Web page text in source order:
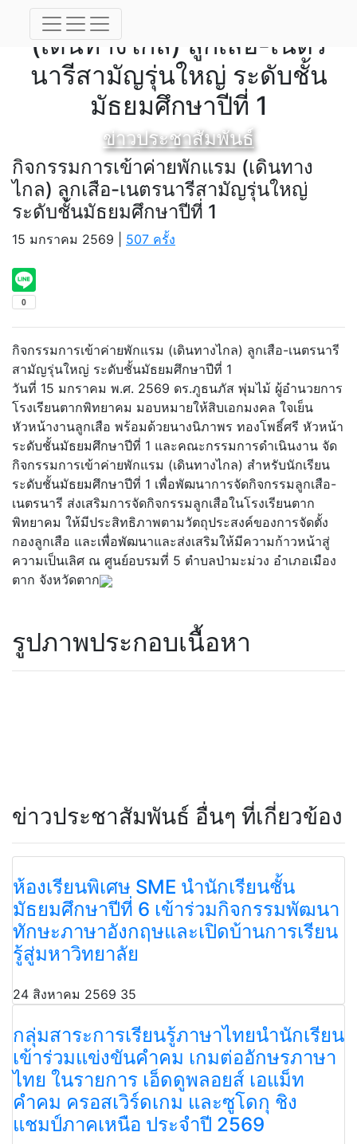
กิจกรรมการเข้าค่ายพักแรม
(เดินทางไกล) ลูกเสือ-เนตร
นารีสามัญรุ่นใหญ่ ระดับชั้น
มัธยมศึกษาปีที่ 1
ข่าวประชาสัมพันธ์
กิจกรรมการเข้าค่ายพักแรม (เดินทาง
ไกล) ลูกเสือ-เนตรนารีสามัญรุ่นใหญ่
ระดับชั้นมัธยมศึกษาปีที่ 1
15 มกราคม 2569 | 507 ครั้ง
กิจกรรมการเข้าค่ายพักแรม (เดินทางไกล) ลูกเสือ-เนตรนารี
สามัญรุ่นใหญ่ ระดับชั้นมัธยมศึกษาปีที่ 1
วันที่ 15 มกราคม พ.ศ. 2569 ดร.ภูธนภัส พุ่มไม้ ผู้อำนวยการ
โรงเรียนตากพิทยาคม มอบหมายให้สิบเอกมงคล ใจเย็น
หัวหน้างานลูกเสือ พร้อมด้วยนางนิภาพร ทองโพธิ์ศรี หัวหน้า
ระดับชั้นมัธยมศึกษาปีที่ 1 และคณะกรรมการดำเนินงาน จัด
กิจกรรมการเข้าค่ายพักแรม (เดินทางไกล) สำหรับนักเรียน
ระดับชั้นมัธยมศึกษาปีที่ 1 เพื่อพัฒนาการจัดกิจกรรมลูกเสือ-
เนตรนารี ส่งเสริมการจัดกิจกรรมลูกเสือในโรงเรียนตาก
พิทยาคม ให้มีประสิทธิภาพตามวัตถุประสงค์ของการจัดตั้ง
กองลูกเสือ และเพื่อพัฒนาและส่งเสริมให้มีความก้าวหน้าสู่
ความเป็นเลิศ ณ ศูนย์อบรมที่ 5 ตำบลป่ามะม่วง อำเภอเมือง
ตาก จังหวัดตาก
รูปภาพประกอบเนื้อหา
ข่าวประชาสัมพันธ์ อื่นๆ ที่เกี่ยวข้อง
ห้องเรียนพิเศษ SME นำนักเรียนชั้น
มัธยมศึกษาปีที่ 6 เข้าร่วมกิจกรรมพัฒนา
ทักษะภาษาอังกฤษและเปิดบ้านการเรียน
รู้สู่มหาวิทยาลัย
24 สิงหาคม 2569 35
กลุ่มสาระการเรียนรู้ภาษาไทยนำนักเรียน
เข้าร่วมแข่งขันคำคม เกมต่ออักษรภาษา
ไทย ในรายการ เอ็ดดูพลอยส์ เอแม็ท
คำคม ครอสเวิร์ดเกม และซูโดกุ ชิง
แชมป์ภาคเหนือ ประจำปี 2569